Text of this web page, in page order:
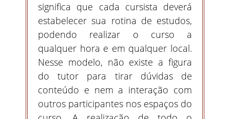
significa que cada cursista deverá
estabelecer sua rotina de estudos,
podendo realizar o curso a
qualquer hora e em qualquer local.
Nesse modelo, não existe a figura
do tutor para tirar dúvidas de
conteúdo e nem a interação com
outros participantes nos espaços do